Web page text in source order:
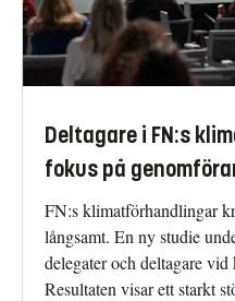
Deltagare i FN:s
fokus på
FN:s klimatförhandlingar
långsamt. En ny studie
delegater och deltagare
Resultaten visar ett starkt